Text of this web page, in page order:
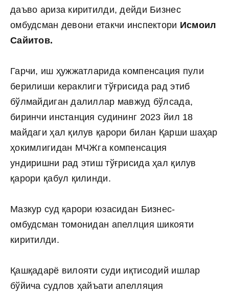
даъво ариза киритилди, дейди Бизнес
омбудсман девони етакчи инспектори Исмоил
Сайитов.
Гарчи, иш ҳужжатларида компенсация пули
берилиши кераклиги тўғрисида рад этиб
бўлмайдиган далиллар мавжуд бўлсада,
биринчи инстанция судининг 2023 йил 18
майдаги ҳал қилув қарори билан Қарши шаҳар
ҳокимлигидан МЧЖга компенсация
ундиришни рад этиш тўғрисида ҳал қилув
қарори қабул қилинди.
Мазкур суд қарори юзасидан Бизнес-
омбудсман томонидан апеллция шикояти
киритилди.
Қашқадарё вилояти суди иқтисодий ишлар
бўйича судлов ҳайъати апелляция